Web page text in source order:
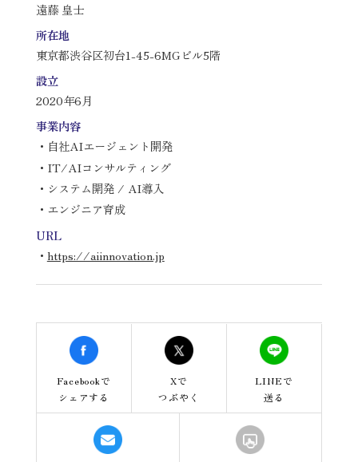
遠藤 皇士
所在地
東京都渋谷区初台1-45-6MGビル5階
設立
2020年6月
事業内容
・自社AIエージェント開発
・IT/AIコンサルティング
・システム開発 / AI導入
・エンジニア育成
URL
・ https://aiinnovation.jp
Facebookで
シェアする
Xで
つぶやく
LINEで
送る